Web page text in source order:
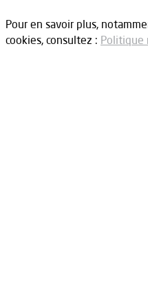
Pour en savoir plus,
cookies, consultez : Politique